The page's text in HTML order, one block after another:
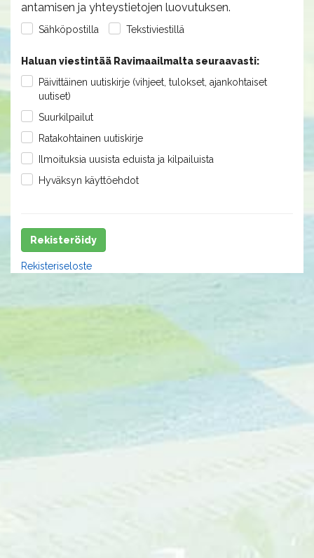
antamisen ja yhteystietojen luovutuksen.
Sähköpostilla Tekstiviestillä
Haluan viestintää Ravimaailmalta seuraavasti:
Päivittäinen uutiskirje (vihjeet, tulokset, ajankohtaiset
uutiset)
Suurkilpailut
Ratakohtainen uutiskirje
Ilmoituksia uusista eduista ja kilpailuista
Hyväksyn käyttöehdot
Rekisteröidy
Rekisteriseloste